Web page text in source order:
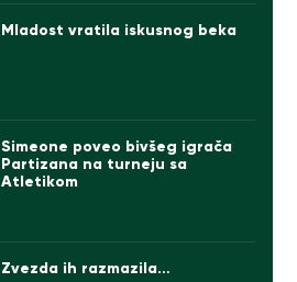
Mladost vratila iskusnog beka
Simeone poveo bivšeg igrača
Partizana na turneju sa
Atletikom
Zvezda ih razmazila…